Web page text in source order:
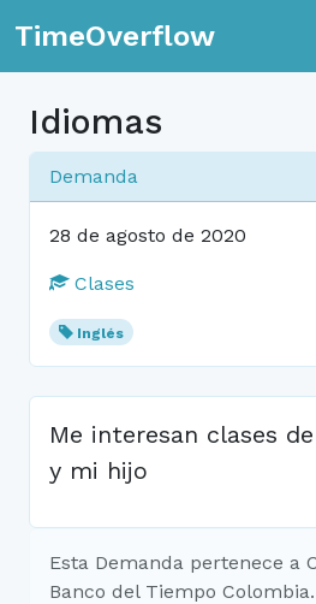
TimeOverflow
Idiomas
Demanda
28 de agosto de 2020
Clases
Inglés
Me interesan clases
y mi hijo
Esta Demanda pertenece a
Banco del Tiempo Colombia.